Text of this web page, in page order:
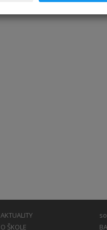
AKTUALITY
O ŠKOLE